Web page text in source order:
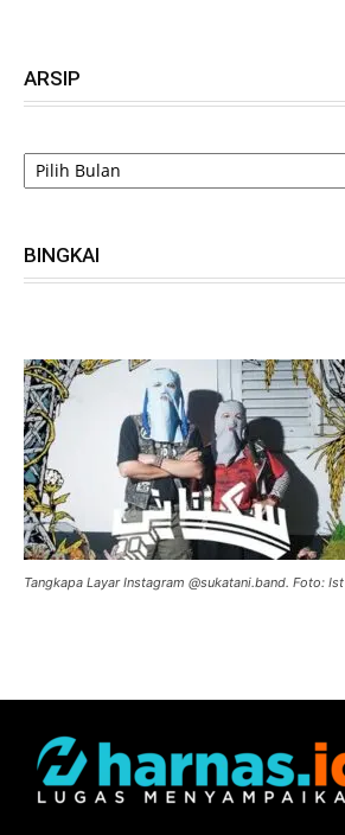
ARSIP
ARSIP
BINGKAI
Tangkapa Layar Instagram @sukatani.band. Foto: Ist